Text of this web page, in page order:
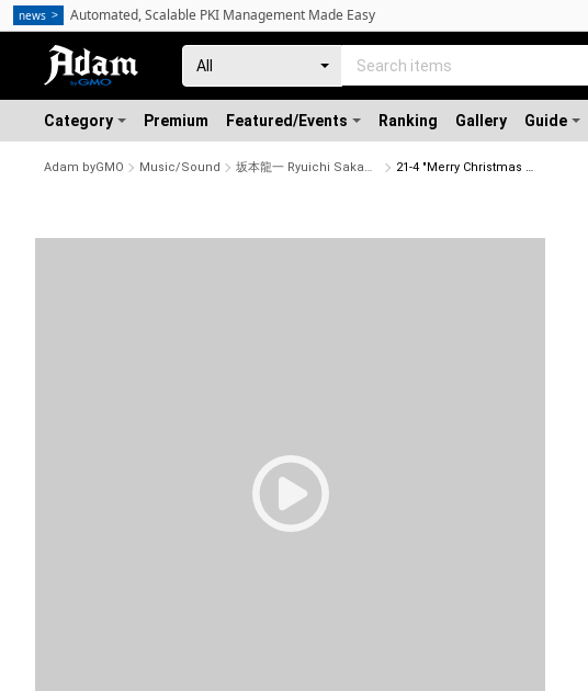
Category Premium Featured/Events Ranking Gallery Guide
Adam byGMO Music/Sound 坂本龍一 Ryuichi Sakamoto 21-4 "Merry Christmas Mr. Lawrence" Ryuichi Sakamoto 坂本 龍一
news Automated, Scalable PKI Management Made Easy